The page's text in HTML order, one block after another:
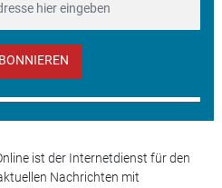
ist der Internetdienst für den
Nachrichten mit